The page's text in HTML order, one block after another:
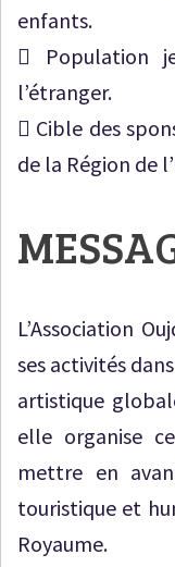
enfants.
 Population
l’étranger.
 Cible des
de la Région de
L’Association
ses activités
artistique
elle organise
mettre en
touristique et
Royaume.